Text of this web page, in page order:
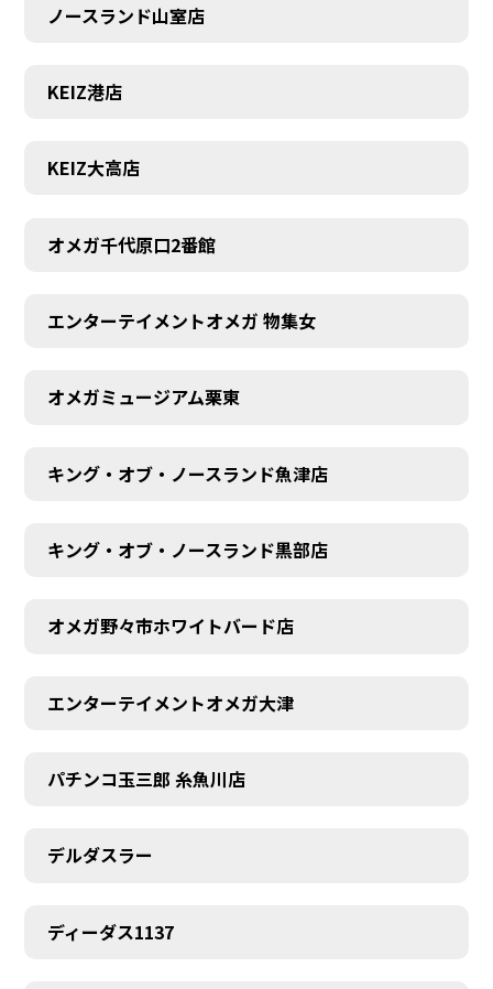
ノースランド山室店
KEIZ港店
KEIZ大高店
オメガ千代原口2番館
エンターテイメントオメガ 物集女
オメガミュージアム栗東
キング・オブ・ノースランド魚津店
キング・オブ・ノースランド黒部店
オメガ野々市ホワイトバード店
エンターテイメントオメガ大津
パチンコ玉三郎 糸魚川店
デルダスラー
ディーダス1137